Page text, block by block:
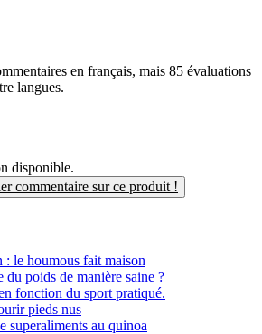
en français, mais 85 évaluations
langues.
disponible.
commentaire sur ce produit !
: le houmous fait maison
du poids de manière saine ?
fonction du sport pratiqué.
pieds nus
superaliments au quinoa